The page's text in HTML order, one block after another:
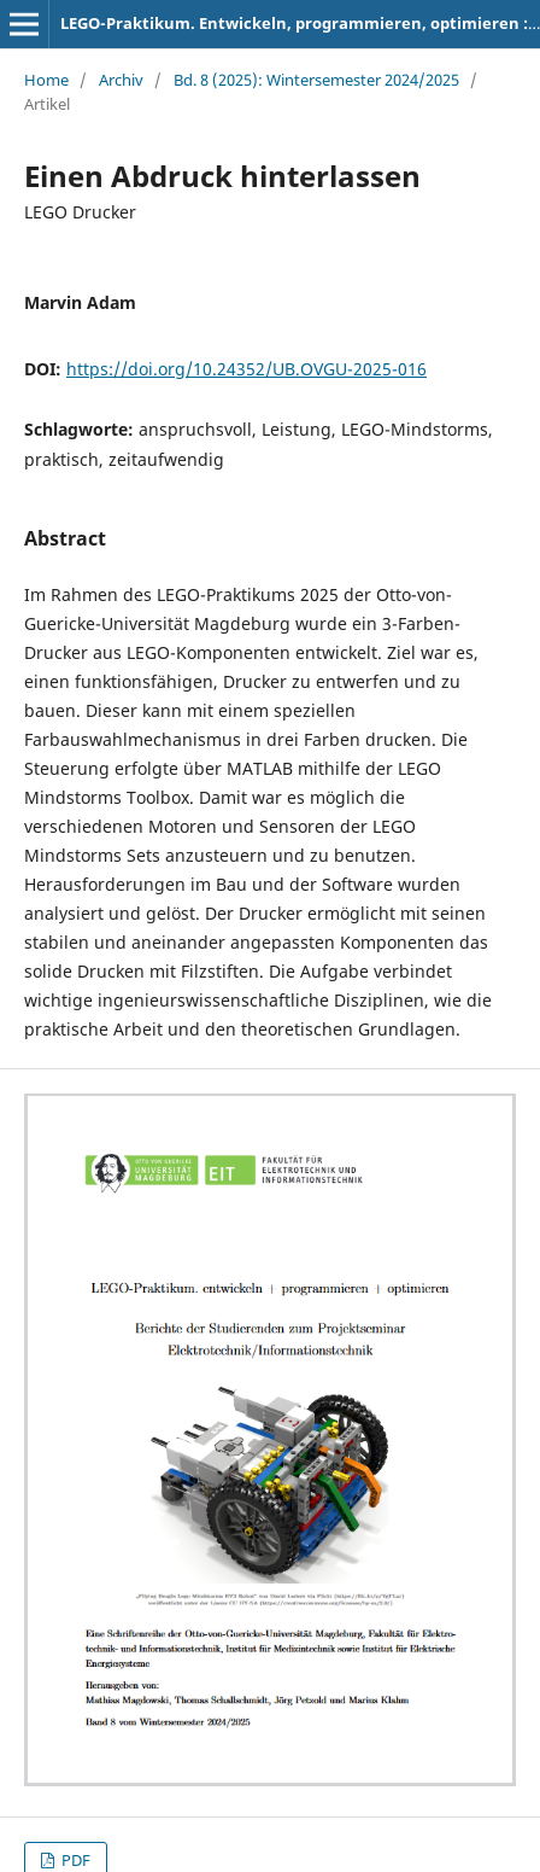
LEGO-Praktikum. Entwickeln, programmieren, optimieren : Berichte der Studierenden zum Projektseminar Elektrotechnik/Informationstechnik
Home / Archiv / Bd. 8 (2025): Wintersemester 2024/2025 /
Artikel
Einen Abdruck hinterlassen
LEGO Drucker
Marvin Adam
DOI: https://doi.org/10.24352/UB.OVGU-2025-016
Schlagworte: anspruchsvoll, Leistung, LEGO-Mindstorms,
praktisch, zeitaufwendig
Abstract
Im Rahmen des LEGO-Praktikums 2025 der Otto-von-
Guericke-Universität Magdeburg wurde ein 3-Farben-
Drucker aus LEGO-Komponenten entwickelt. Ziel war es,
einen funktionsfähigen, Drucker zu entwerfen und zu
bauen. Dieser kann mit einem speziellen
Farbauswahlmechanismus in drei Farben drucken. Die
Steuerung erfolgte über MATLAB mithilfe der LEGO
Mindstorms Toolbox. Damit war es möglich die
verschiedenen Motoren und Sensoren der LEGO
Mindstorms Sets anzusteuern und zu benutzen.
Herausforderungen im Bau und der Software wurden
analysiert und gelöst. Der Drucker ermöglicht mit seinen
stabilen und aneinander angepassten Komponenten das
solide Drucken mit Filzstiften. Die Aufgabe verbindet
wichtige ingenieurswissenschaftliche Disziplinen, wie die
praktische Arbeit und den theoretischen Grundlagen.
PDF